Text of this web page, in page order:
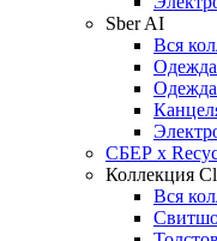
Sber AI
Вся
Одежда
Одежда
СБЕР x
Коллекция
Вся